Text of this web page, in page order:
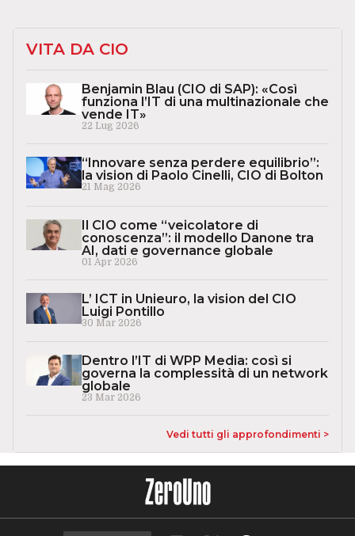
VITA DA CIO
Benjamin Blau (CIO di SAP): «Così
funziona l’IT di una multinazionale che
vende IT»
22 Lug 2026
“Innovare senza perdere equilibrio”:
la vision di Paolo Cinelli, CIO di Bolton
21 Mag 2026
Il CIO come “veicolatore di
conoscenza”: il modello Danone tra
AI, dati e governance globale
01 Apr 2026
L’ ICT in Unieuro, la vision del CIO
Luigi Pontillo
30 Mar 2026
Dentro l’IT di WPP Media: così si
governa la complessità di un network
globale
23 Mar 2026
Vedi tutti gli approfondimenti >